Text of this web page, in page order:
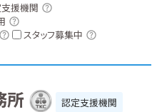
援機関
スタッフ募集中
所
認定支援機関